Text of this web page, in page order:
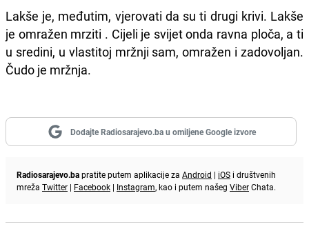
Lakše je, međutim, vjerovati da su ti drugi krivi. Lakše
je omražen mrziti . Cijeli je svijet onda ravna ploča, a ti
u sredini, u vlastitoj mržnji sam, omražen i zadovoljan.
Čudo je mržnja.
Dodajte Radiosarajevo.ba u omiljene Google izvore
Radiosarajevo.bapratite putem aplikacije za Android | iOS i društvenih
mreža Twitter | Facebook | Instagram, kao i putem našeg ViberChata.